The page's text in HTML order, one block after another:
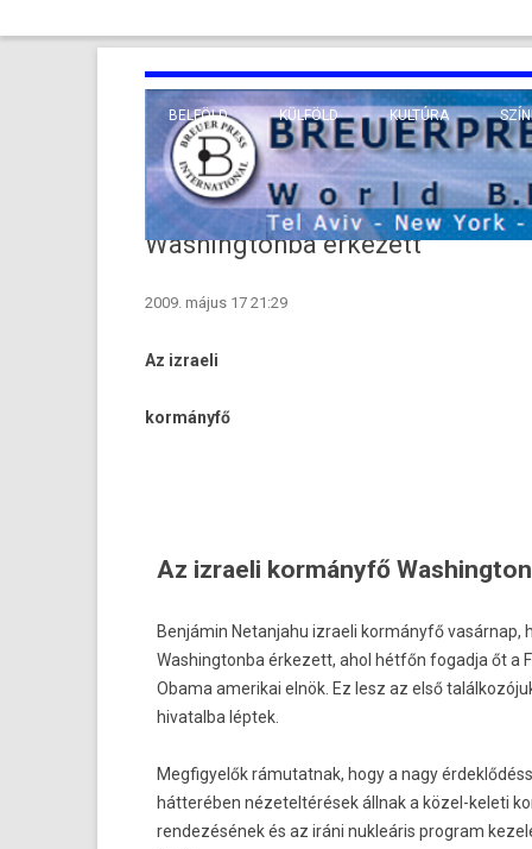
BELFÖLD KÜLFÖLD
EURÓPA
KÖZEL-KELET
TENGERENTÚL
KULTÚRA
VALLÁS
Washingtonba érkezett
2009. május 17 21:29
Az iz­raeli
kormányfő
Az izraeli kormányfő
Benjámin Netan­jahu iz­raeli kormányfő vasárnap,
Was­hington­ba érkezett, ahol hétfőn fogad­ja őt a
Obama amerikai elnök. Ez lesz az első
hivatal­ba léptek.
Meg­figyelők rámutat­nak, hogy a nagy
hátterében nézetel­térések állnak a közel-keleti
re­ndezésének és az iráni nukleáris pro­gram